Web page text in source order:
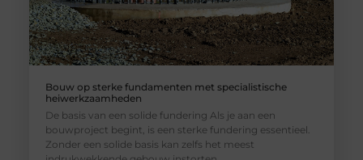
Bouw op sterke fundamenten met specialistische
heiwerkzaamheden
De basis van een solide fundering Als je aan een
bouwproject begint, is een sterke fundering essentieel.
Zonder een solide basis kan zelfs het meest